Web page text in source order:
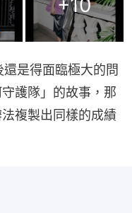
是得面臨極大的問
護隊」的故事，那
複製出同樣的成績